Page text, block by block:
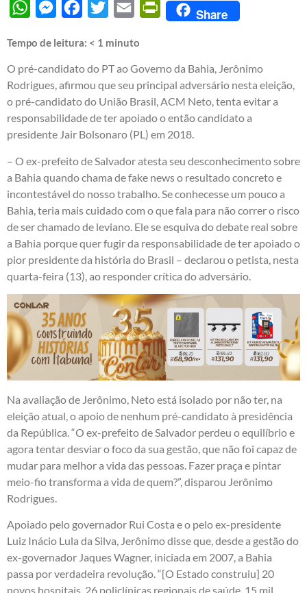
WhatsAppMessengerFacebook
Twitter Email PrintFriendly
Share
Tempo de leitura: < 1 minuto
O pré-candidato do PT ao Governo da Bahia, Jerônimo
Rodrigues, afirmou que seu principal adversário nesta eleição,
o pré-candidato do União Brasil, ACM Neto, tenta evitar a
responsabilidade de ter apoiado o então candidato a
presidente Jair Bolsonaro (PL) em 2018.
– O ex-prefeito de Salvador atesta seu desconhecimento sobre
a Bahia quando chama de fake news o resultado concreto e
incontestável do nosso trabalho. Se conhecesse um pouco a
Bahia, teria mais cuidado com o que fala para não correr o risco
de ser chamado de leviano. Ele se esquiva do debate real sobre
a Bahia porque quer fugir da responsabilidade de ter apoiado o
pior presidente da história do Brasil – declarou o petista, nesta
quarta-feira (13), ao responder crítica do adversário.
Na avaliação de Jerônimo, Neto está isolado por não ter, na
eleição atual, o apoio de nenhum pré-candidato à presidência
da República. “O ex-prefeito de Salvador perdeu o equilíbrio e
agora tentar desviar o foco da sua gestão, que não foi capaz de
mudar para melhor a vida das pessoas. Fazer praça e pintar
meio-fio transforma a vida de quem?”, disparou Jerônimo
Rodrigues.
Apoiado pelo governador Rui Costa e o pelo ex-presidente
Luiz Inácio Lula da Silva, Jerônimo disse que, desde a gestão do
ex-governador Jaques Wagner, iniciada em 2007, a Bahia
passa por verdadeira revolução. “[O Estado construiu] 20
novos hospitais, 26 policlínicas regionais de saúde, 15 mil